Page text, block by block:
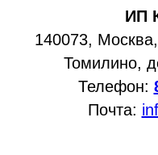
ИП
140073,
Томилино,
Телефон:
Почта: